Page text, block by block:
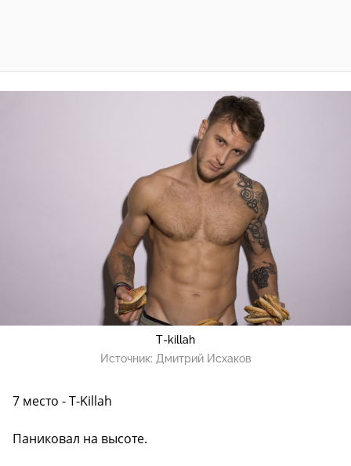
T-killah
Источник: Дмитрий Исхаков
7 место - T-Killah
Паниковал на высоте.